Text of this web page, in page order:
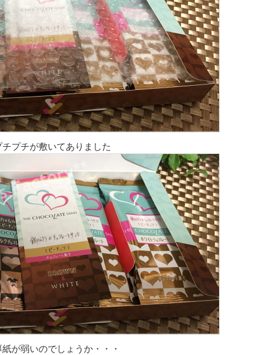
プチが敷いてありました
が弱いのでしょうか・・・